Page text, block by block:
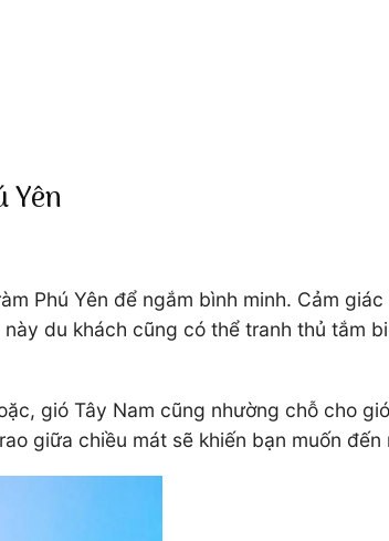
Yên
Phú Yên để ngắm bình minh. Cảm
du khách cũng có thể tranh thủ tắm
gió Tây Nam cũng nhường chỗ cho
giữa chiều mát sẽ khiến bạn muốn đến